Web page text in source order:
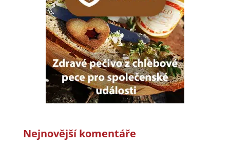
Nejnovější komentáře